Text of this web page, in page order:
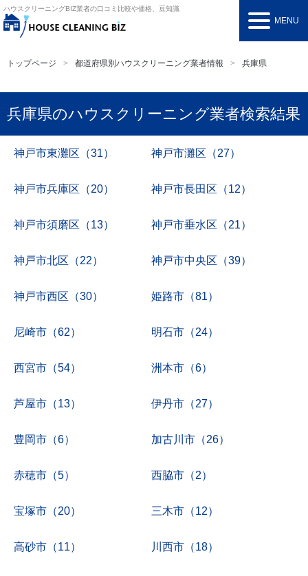
ハウスクリーニングBIZ業者の口コミ比較や価格、豆知識
MENU
トップページ 都道府県別ハウスクリーニング業者情報 兵庫県
兵庫県のハウスクリーニング業者検索結果
神戸市東灘区（31） 神戸市灘区（27）
神戸市兵庫区（20） 神戸市長田区（12）
神戸市須磨区（13） 神戸市垂水区（21）
神戸市北区（22） 神戸市中央区（39）
神戸市西区（30） 姫路市（81）
尼崎市（62） 明石市（24）
西宮市（54） 洲本市（6）
芦屋市（13） 伊丹市（27）
豊岡市（6） 加古川市（26）
赤穂市（5） 西脇市（2）
宝塚市（20） 三木市（12）
高砂市（11） 川西市（18）